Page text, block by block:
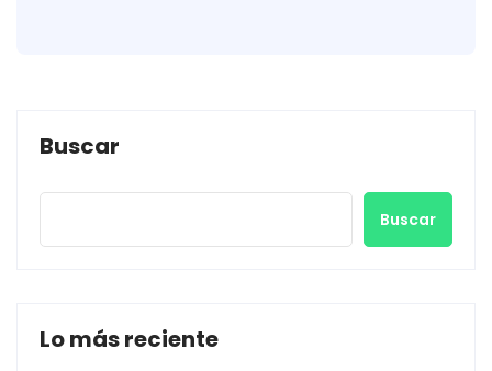
Buscar
Buscar
Lo más reciente